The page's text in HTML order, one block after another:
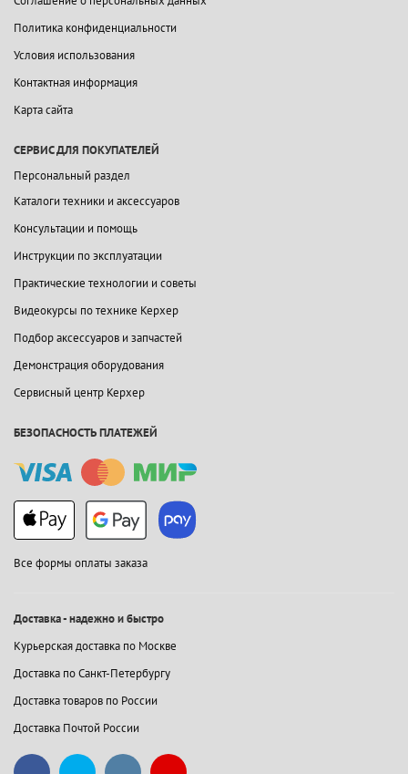
Политика конфиденциальности
Условия использования
Контактная информация
Карта сайта
СЕРВИС ДЛЯ ПОКУПАТЕЛЕЙ
Персональный раздел
Каталоги техники и аксессуаров
Консультации и помощь
Инструкции по эксплуатации
Практические технологии и советы
Видеокурсы по технике Керхер
Подбор аксессуаров и запчастей
Демонстрация оборудования
Сервисный центр Керхер
БЕЗОПАСНОСТЬ ПЛАТЕЖЕЙ
Все формы оплаты заказа
Доставка - надежно и быстро
Курьерская доставка по Москве
Доставка по Санкт-Петербургу
Доставка товаров по России
Доставка Почтой России